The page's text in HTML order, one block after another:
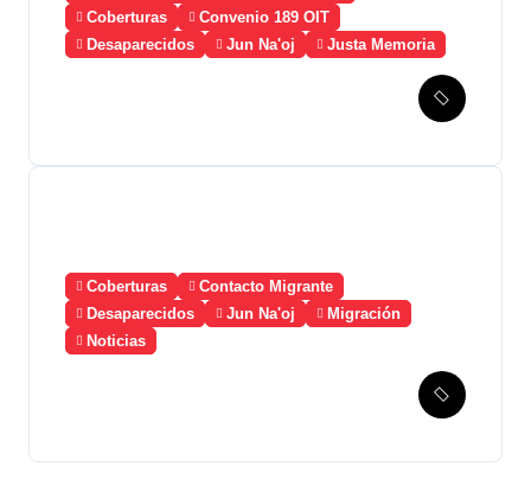
Coberturas
Convenio 189 OIT
Desaparecidos
Jun Na'oj Justa Memoria
Estado “Violencia sexual”
Coberturas
Contacto Migrante
Desaparecidos
Jun Na'oj
Migración
Noticias